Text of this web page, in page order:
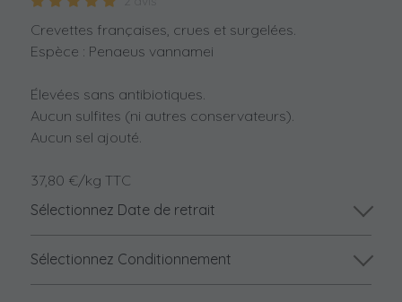
Crevettes françaises, crues et surgelées.
Espèce : Penaeus vannamei
Élevées sans antibiotiques.
Aucun sulfites (ni autres conservateurs).
Aucun sel ajouté.
37,80 €/kg TTC
Sélectionnez Date de retrait
Sélectionnez Conditionnement